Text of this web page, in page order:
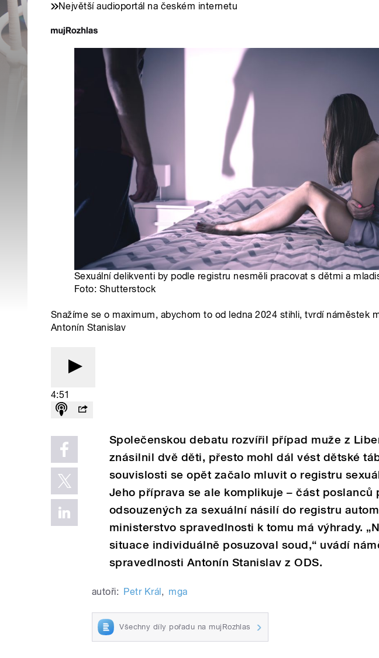
Největší audioportál na českém internetu
Sexuální delikventi by podle registru nesměli pracovat s dětmi a
Foto: Shutterstock
Snažíme se o maximum, abychom to od ledna 2024 stihli, tvrdí náměstek
Antonín Stanislav
4:51
Společenskou debatu rozvířil případ muže z
znásilnil dvě děti, přesto mohl dál vést dětské
souvislosti se opět začalo mluvit o registru
Jeho příprava se ale komplikuje – část poslanců
odsouzených za sexuální násilí do registru
ministerstvo spravedlnosti k tomu má výhrady.
situace individuálně posuzoval soud,“ uvádí
spravedlnosti Antonín Stanislav z ODS.
autoři: Petr Král, mga
Všechny díly pořadu na mujRozhlas